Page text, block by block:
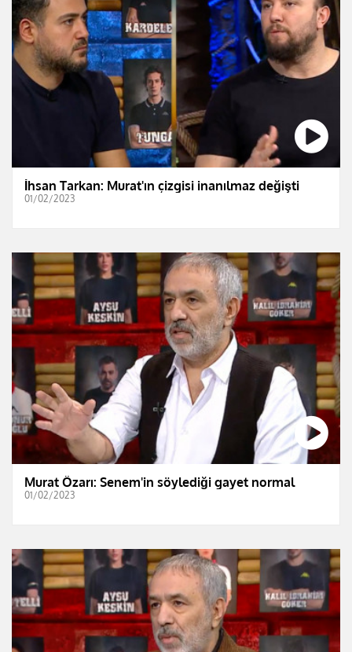
İhsan Tarkan: Murat'ın çizgisi inanılmaz değişti
01/02/2023
Murat Özarı: Senem'in söylediği gayet normal
01/02/2023